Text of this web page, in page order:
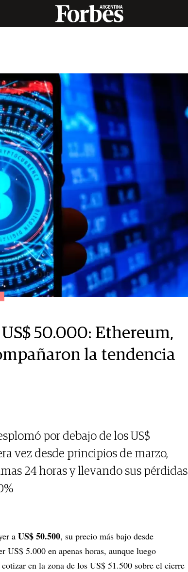
50.000: Ethereum,
la tendencia
por debajo de los US$
vez desde principios de marzo,
24 horas y llevando sus pérdidas
a US$ 50.500, su precio más bajo desde
US$ 5.000 en apenas horas, aunque luego
en la zona de los US$ 51.500 sobre el cierre